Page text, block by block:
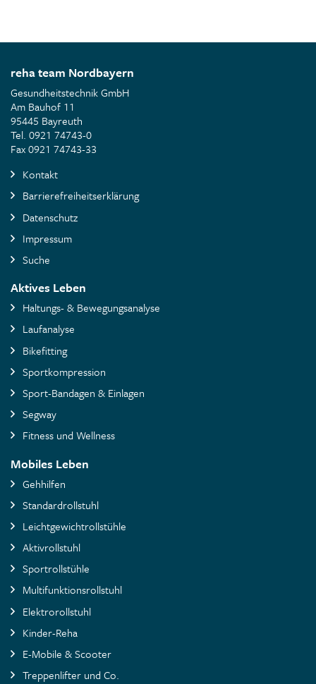
reha team Nordbayern
Gesundheitstechnik GmbH
Am Bauhof 11
95445 Bayreuth
Tel. 0921 74743-0
Fax 0921 74743-33
Kontakt
Barrierefreiheitserklärung
Datenschutz
Impressum
Suche
Aktives Leben
Haltungs- & Bewegungsanalyse
Laufanalyse
Bikefitting
Sportkompression
Sport-Bandagen & Einlagen
Segway
Fitness und Wellness
Mobiles Leben
Gehhilfen
Standardrollstuhl
Leichtgewichtrollstühle
Aktivrollstuhl
Sportrollstühle
Multifunktionsrollstuhl
Elektrorollstuhl
Kinder-Reha
E-Mobile & Scooter
Treppenlifter und Co.